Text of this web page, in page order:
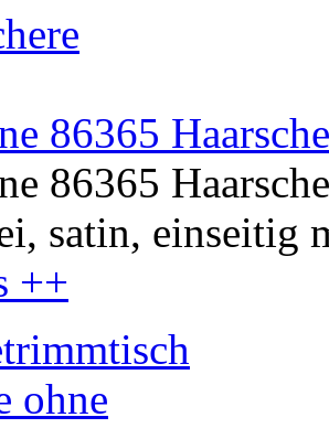
86365
86365
satin, einseitig
++